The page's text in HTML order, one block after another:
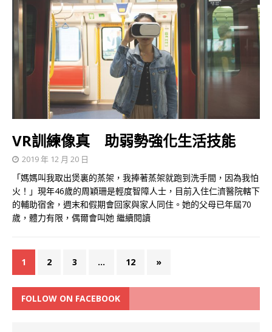
VR訓練像真 助弱勢強化生活技能
2019 年 12 月 20 日
「媽媽叫我取出煲裏的蒸架，我捧著蒸架就跑到洗手間，因為我怕
火！」現年46歲的周穎珊是輕度智障人士，目前入住仁濟醫院轄下
的輔助宿舍，週末和假期會回家與家人同住。她的父母已年屆70
歲，體力有限，偶爾會叫她 繼續閱讀
1 2 3 ... 12 »
FOLLOW ON FACEBOOK